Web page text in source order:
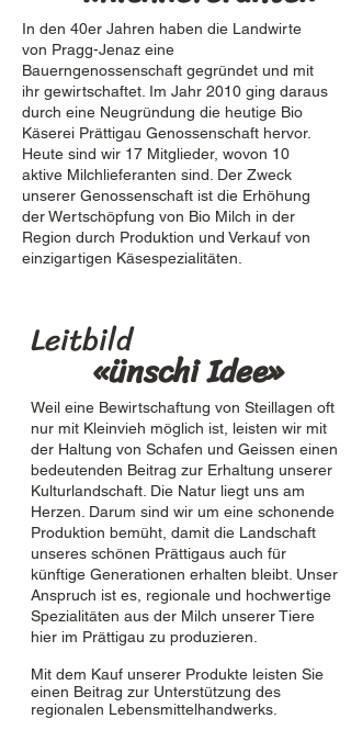
In den 40er Jahren haben die Landwirte
von Pragg-Jenaz eine
Bauerngenossenschaft gegründet und mit
ihr gewirtschaftet. Im Jahr 2010 ging daraus
durch eine Neugründung die heutige Bio
Käserei Prättigau Genossenschaft hervor.
Heute sind wir 17 Mitglieder, wovon 10
aktive Milchlieferanten sind. Der Zweck
unserer Genossenschaft ist die Erhöhung
der Wertschöpfung von Bio Milch in der
Region durch Produktion und Verkauf von
einzigartigen Käsespezialitäten.
Leitbild
«ünschi Idee»
Weil eine Bewirtschaftung von Steillagen oft
nur mit Kleinvieh möglich ist, leisten wir mit
der Haltung von Schafen und Geissen einen
bedeutenden Beitrag zur Erhaltung unserer
Kulturlandschaft. Die Natur liegt uns am
Herzen. Darum sind wir um eine schonende
Produktion bemüht, damit die Landschaft
unseres schönen Prättigaus auch für
künftige Generationen erhalten bleibt. Unser
Anspruch ist es, regionale und hochwertige
Spezialitäten aus der Milch unserer Tiere
hier im Prättigau zu produzieren.
Mit dem Kauf unserer Produkte leisten Sie
einen Beitrag zur Unterstützung des
regionalen Lebensmittelhandwerks.